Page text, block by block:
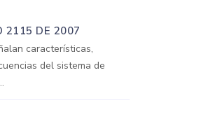
2115 DE 2007
características,
del sistema de